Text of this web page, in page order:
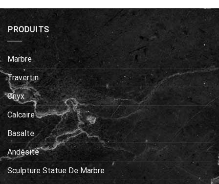
PRODUITS
Marbre
Travertin
Onyx
Calcaire
Basalte
Andésite
Sculpture Statue De Marbre